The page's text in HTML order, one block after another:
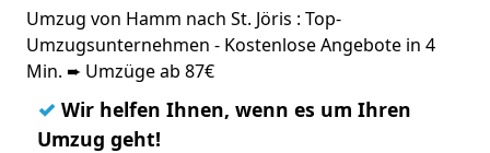
Umzug von Hamm nach St. Jöris : Top-
Umzugsunternehmen - Kostenlose Angebote in 4
Min. ➨ Umzüge ab 87€
✓ Wir helfen Ihnen, wenn es um Ihren
Umzug geht!